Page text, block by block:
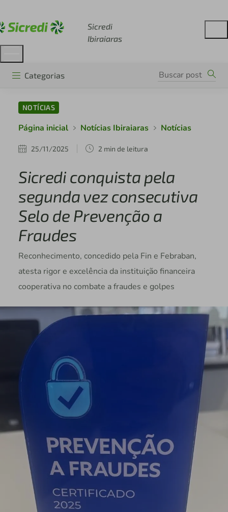
Sicredi
Ibiraiaras
Categorias
NOTÍCIAS
Página inicial Notícias Ibiraiaras Notícias
25/11/2025 2 min de leitura
Sicredi conquista pela
segunda vez consecutiva
Selo de Prevenção a
Fraudes
Reconhecimento, concedido pela Fin e Febraban,
atesta rigor e excelência da instituição financeira
cooperativa no combate a fraudes e golpes